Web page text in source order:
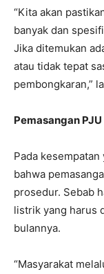
“Kita akan
banyak dan
Jika ditemukan
atau tidak tepat
pembongkaran,”
Pemasangan
Pada
bahwa
prosedur. Sebab
listrik yang harus
bulannya.
“Masyarakat